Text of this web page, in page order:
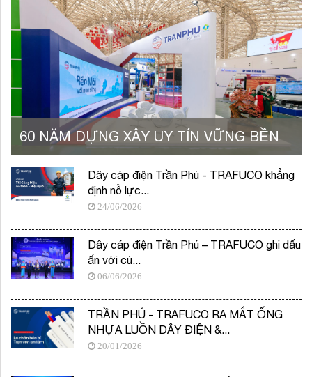
60 NĂM DỰNG XÂY UY TÍN VỮNG BỀN
Dây cáp điện Trần Phú - TRAFUCO khẳng
định nỗ lực...
24/06/2026
Dây cáp điện Trần Phú – TRAFUCO ghi dấu
ấn với cú...
06/06/2026
TRẦN PHÚ - TRAFUCO RA MẮT ỐNG
NHỰA LUỒN DÂY ĐIỆN &...
20/01/2026